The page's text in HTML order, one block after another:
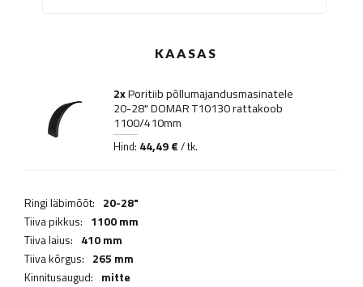
KAASAS
2xPoritiib põllumajandusmasinatele
20-28" DOMAR T10130 rattakoob
1100/410mm
Hind: 44,49 € / tk.
Ringi läbimõõt: 20-28"
Tiiva pikkus: 1100 mm
Tiiva laius: 410 mm
Tiiva kõrgus: 265 mm
Kinnitusaugud: mitte